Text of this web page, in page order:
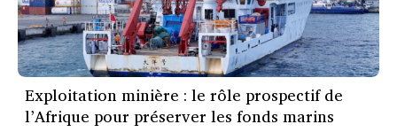
Exploitation minière : le rôle prospectif de
l’Afrique pour préserver les fonds marins